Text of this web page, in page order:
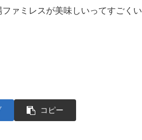
ァミレスが美味しいってすごくい
コピー